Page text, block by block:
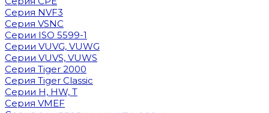
Серия NVF3
Серия VSNC
Серии ISO 5599-1
Серии VUVG, VUWG
Серии VUVS, VUWS
Серия Tiger 2000
Серия Tiger Classic
Серии H, HW, T
Серия VMEF